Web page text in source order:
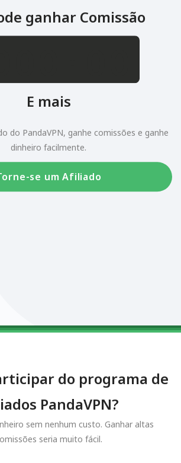
ganhar Comissão
01234567890123456789.01234567890123456789
E mais
do PandaVPN, ganhe comissões e ganhe
dinheiro facilmente.
se um Afiliado
do programa de
PandaVPN?
sem nenhum custo. Ganhar altas
seria muito fácil.